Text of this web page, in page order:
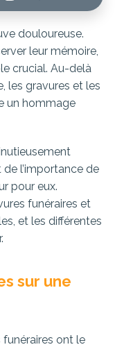
douloureuse.
leur mémoire,
crucial. Au-delà
les gravures et les
un hommage
l’importance de
pour eux.
funéraires et
et les différentes
sur une
ont le